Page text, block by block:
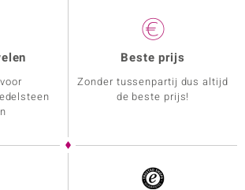
Beste prijs
Zonder tussenpartij dus altijd
de beste prijs!